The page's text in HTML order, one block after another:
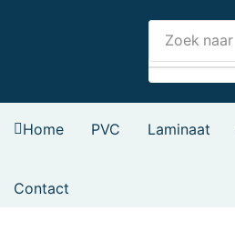
Zoek naar
Home PVC Laminaat
Contact